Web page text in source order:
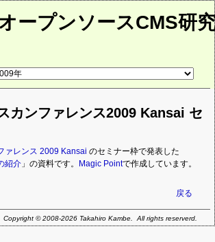
ープンソースCMS研
カンファレンス2009 Kansai セ
ァレンス 2009 Kansai のセミナー枠で発表した
紹介 」の資料です。 Magic Pointで作成しています。
戻る
Copyright © 2008-2026 Takahiro Kambe. All rights reserverd.